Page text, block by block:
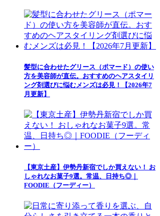
髪型に合わせたグリース（ポマード）の使い
方を美容師が直伝。おすすめのヘアスタイリ
ング剤選びに悩むメンズは必見！【2026年7
月更新】
【東京土産】伊勢丹新宿でしか買えない！ お
しゃれなお菓子9選。常温、日持ち◎｜
FOODIE（フーディー）